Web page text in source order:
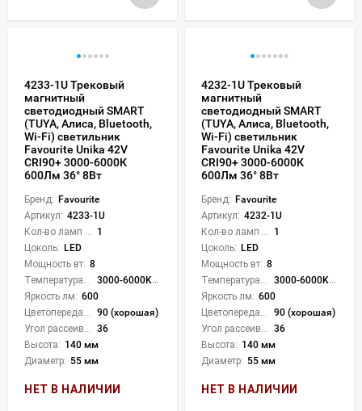
4233-1U Трековый
магнитный
светодиодный SMART
(TUYA, Алиса, Bluetooth,
Wi-Fi) светильник
Favourite Unika 42V
CRI90+ 3000-6000К
600Лм 36° 8Вт
Бренд: Favourite
Артикул: 4233-1U
1
Цоколь: LED
Мощность вт: 8
3000-6000K (плавная рег.)
Яркость лм: 600
90 (хорошая)
36
Высота: 140 мм
Диаметр: 55 мм
НЕТ В НАЛИЧИИ
4232-1U Трековый
магнитный
светодиодный SMART
(TUYA, Алиса, Bluetooth,
Wi-Fi) светильник
Favourite Unika 42V
CRI90+ 3000-6000К
600Лм 36° 8Вт
Бренд: Favourite
Артикул: 4232-1U
1
Цоколь: LED
Мощность вт: 8
3000-6000K (плавная рег.)
Яркость лм: 600
90 (хорошая)
36
Высота: 140 мм
Диаметр: 55 мм
НЕТ В НАЛИЧИИ